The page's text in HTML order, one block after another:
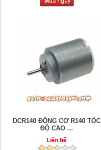
DCR140 ĐỘNG CƠ R140 TỐC
ĐỘ CAO ...
Liên hệ